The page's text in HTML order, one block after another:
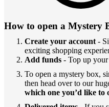
How to open a Mystery
Create your account -
exciting shopping
Add funds - Top up
To open a mystery box,
then head over to our
which one you’d like to